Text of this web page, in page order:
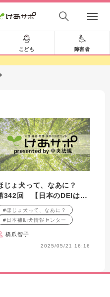
こども 障害者
じょ犬って、なあに？
342回 【日本のDEIは遅
ている・・・】
#ほじょ犬って、なあに？
#日本補助犬情報センター
橋爪智子
2025/05/21 16:16